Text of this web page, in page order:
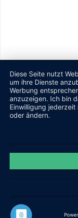
Diese Seite nutzt
um ihre Dienste
Werbung
anzuzeigen. Ich bin
Einwilligung
oder ändern.